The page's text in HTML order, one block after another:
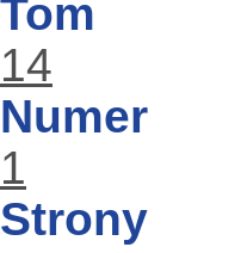
Tom
14
Numer
1
Strony